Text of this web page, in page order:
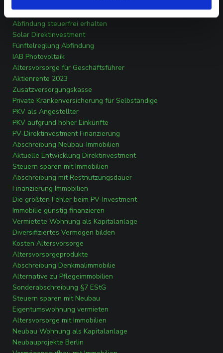
Investitionsabzugsbetrag Photovoltaik
Abfindung steuerfrei erhalten
Solar Direktinvestment
Fünftelreglung Abfindung
IAB Photovoltaik
Altersvorsorge für Geschäftsführer
Aktienrente 2023
Zusatzversorgungskasse
Private Krankenversicherung für Selbständige
PKV als Angestellter
PKV aufgrund hoher Einkünfte
PV-Direktinvestment Finanzierung
Abschreibung Neubau-Immobilien
Aktuelle Entwicklung Direktinvestment
Steuern sparen mit Immobilien
Abschreibung mit Restnutzungsdauer
Finanzierung Immobilien
Die größten Fehler beim PV-Investment
Immobilie günstig finanzieren
Vermietete Wohnung als Kapitalanlage
Diversifiziertes Vermögen bilden
Kosten Altersvorsorge
Altersvorsorgeprodukte
Abschreibung Denkmalimmobilie
Alternative zu Pflegeimmobilien
Sonderabschreibung §7 EStG
Steuern sparen mit Neubau
Eigentumswohnung vermieten
Altersvorsorge mit Immobilien
Neubau Wohnung als Kapitalanlage
Neubauprojekte Berlin